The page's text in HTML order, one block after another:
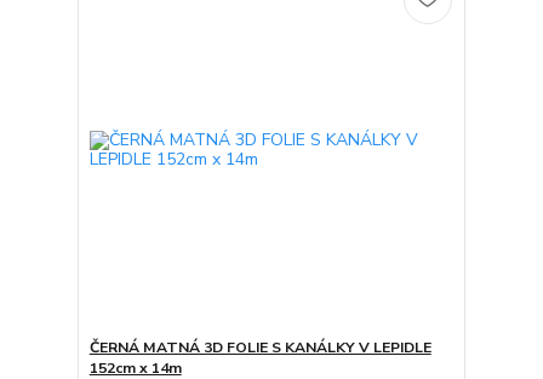
ČERNÁ MATNÁ 3D FOLIE S KANÁLKY V LEPIDLE
152cm x 14m